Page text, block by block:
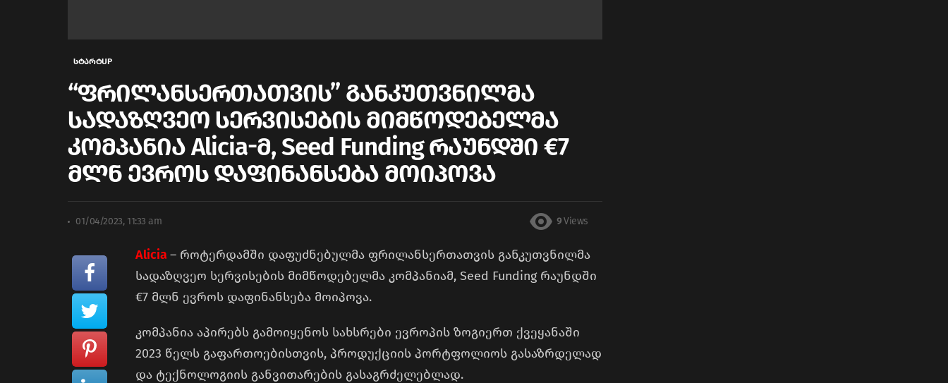
სტარტUP
“ფრილანსერთათვის” განკუთვნილმა
სადაზღვეო სერვისების მიმწოდებელმა
კომპანია Alicia-მ, Seed Funding რაუნდში €7
მლნ ევროს დაფინანსება მოიპოვა
01/04/2023, 11:33 am 9 Views
Alicia– როტერდამში დაფუძნებულმა ფრილანსერთათვის განკუთვნილმა
სადაზღვეო სერვისების მიმწოდებელმა კომპანიამ, Seed Funding რაუნდში
€7 მლნ ევროს დაფინანსება მოიპოვა.
კომპანია აპირებს გამოიყენოს სახსრები ევროპის ზოგიერთ ქვეყანაში
2023 წელს გაფართოებისთვის, პროდუქციის პორტფოლიოს გასაზრდელად
და ტექნოლოგიის განვითარების გასაგრძელებლად.